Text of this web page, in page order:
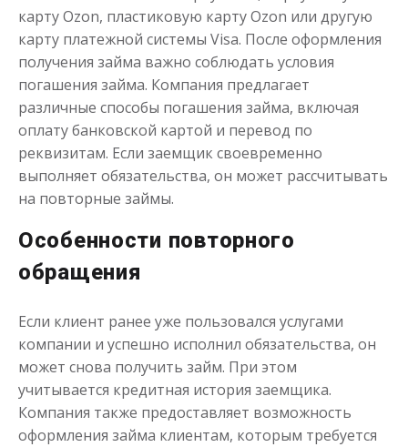
Деньги до зарплаты
Сумма до50 000
от 1до 21 дня
Получить
карту Ozon, пластиковую карту Ozon или другую
карту платежной системы Visa. После оформления
получения займа важно соблюдать условия
погашения займа. Компания предлагает
различные способы погашения займа, включая
оплату банковской картой и перевод по
реквизитам. Если заемщик своевременно
выполняет обязательства, он может рассчитывать
на повторные займы.
Особенности повторного
обращения
Если клиент ранее уже пользовался услугами
компании и успешно исполнил обязательства, он
может снова получить займ. При этом
учитывается кредитная история заемщика.
Компания также предоставляет возможность
оформления займа клиентам, которым требуется